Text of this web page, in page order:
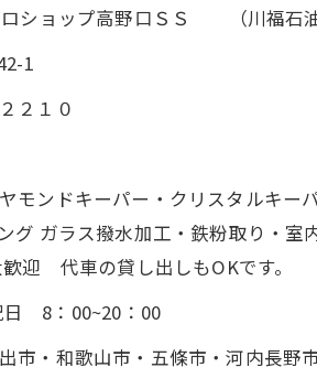
ショップ高野口ＳＳ （川福石油
1
２１０
モンドキーパー・クリスタルキ
グ ガラス撥水加工・鉄粉取り・
迎 代車の貸し出しもOKです。
8：00~20：00
市・和歌山市・五條市・河内長